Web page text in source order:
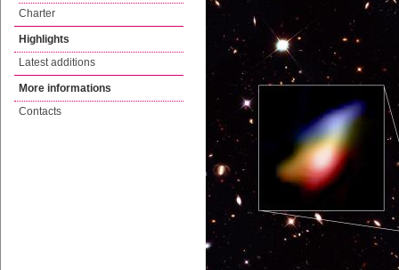
Charter
Highlights
Latest additions
More informations
Contacts